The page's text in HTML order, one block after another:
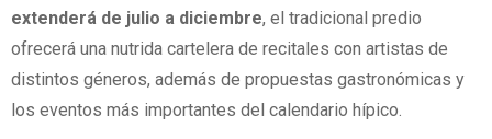
extenderá de julio a diciembre, el tradicional predio
ofrecerá una nutrida cartelera de recitales con artistas de
distintos géneros, además de propuestas gastronómicas y
los eventos más importantes del calendario hípico.